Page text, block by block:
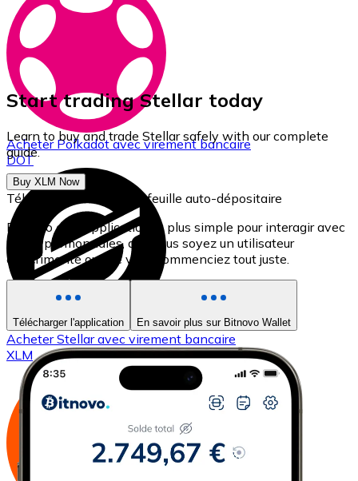
Acheter Polkadotavec virement bancaire
DOT
AcheterStellaravec virement bancaire
XLM
Start trading Stellar today
Learn to buy and trade Stellar safely with our complete
guide.
Buy XLM Now
Téléchargez notre portefeuille auto-dépositaire
Bitnovo est l'application la plus simple pour interagir avec
les cryptomonnaies, que vous soyez un utilisateur
expérimenté ou que vous commenciez tout juste.
Télécharger l'application En savoir plus sur Bitnovo Wallet